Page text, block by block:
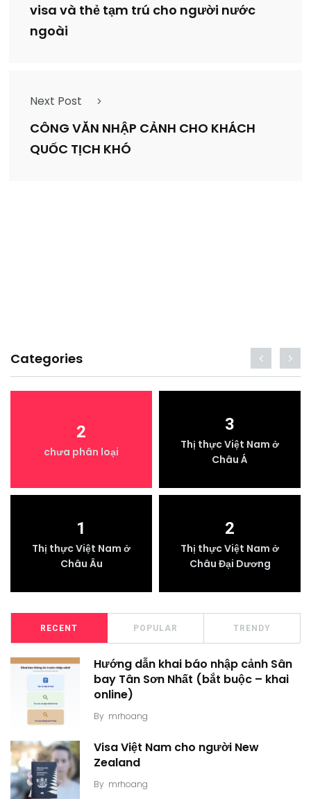
visa và thẻ tạm trú cho người nước
ngoài
Next Post
CÔNG VĂN NHẬP CẢNH CHO KHÁCH
QUỐC TỊCH KHÓ
Categories
2
chưa phân loại
3
Thị thực Việt Nam ở
Châu Á
1
Thị thực Việt Nam ở
Châu Âu
2
Thị thực Việt Nam ở
Châu Đại Dương
RECENT POPULAR TRENDY
Hướng dẫn khai báo nhập cảnh Sân
bay Tân Sơn Nhất (bắt buộc – khai
online)
By mrhoang
Visa Việt Nam cho người New
Zealand
By mrhoang